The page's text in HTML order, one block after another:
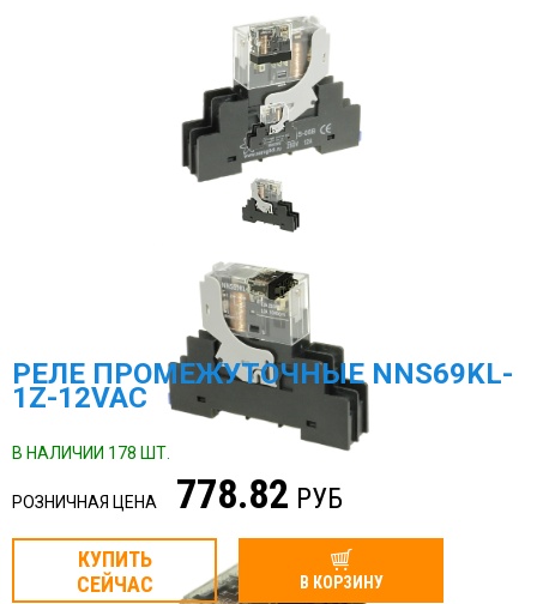
НАСОСНОЕ ОБОРУДОВАНИЕ
ГАЗОВОЕ ОБОРУДОВАНИЕ
ЭКОМЕРА МАНОМЕТРЫ, СЧЕТЧИКИ ВОДЫ
ЗАПОРНАЯ АРМАТУРА И УКАЗАТЕЛИ УРОВНЯ
ИЗМЕРИТЕЛЬНЫЙ ИНСТРУМЕНТ
ТЕРМОМЕТРЫ, ГИГРОМЕТРЫ ВИТ
КАБЕЛЬ И КАБЕЛЕНЕСУЩИЕ СИСТЕМЫ
РЕЛЕ ПРОМЕЖУТОЧНЫЕ NNS69KL-
1Z-12VAC
В НАЛИЧИИ 178 ШТ.
РОЗНИЧНАЯ ЦЕНА 778.82 РУБ
КУПИТЬ
СЕЙЧАС
В КОРЗИНУ